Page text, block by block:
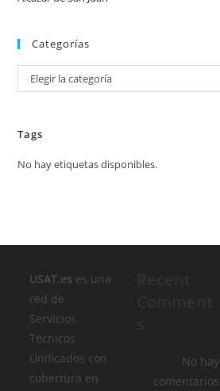
Categorías
Categorías
Elegir la categoría
Tags
No hay etiquetas disponibles.
USAT.es es una
red de
Servicios
Técnicos
Unificados con
cobertura en
No hay
comentarios